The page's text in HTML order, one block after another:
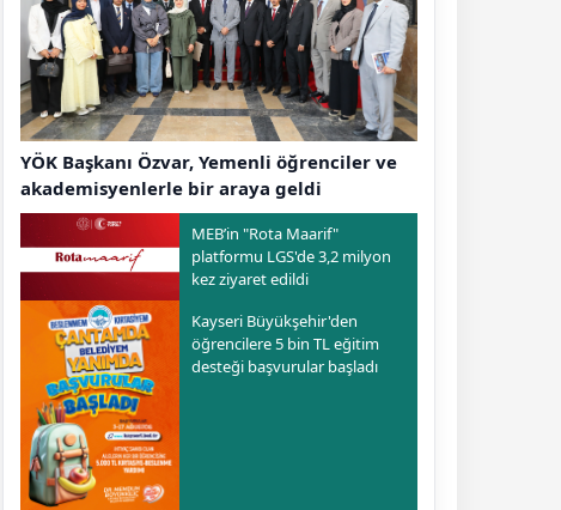
YÖK Başkanı Özvar, Yemenli öğrenciler ve
akademisyenlerle bir araya geldi
MEB’in "Rota Maarif"
platformu LGS'de 3,2 milyon
kez ziyaret edildi
Kayseri Büyükşehir'den
öğrencilere 5 bin TL eğitim
desteği başvurular başladı